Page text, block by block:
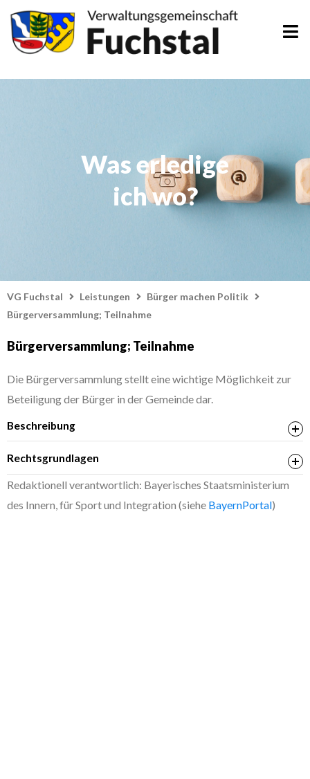
Zum
Inhalt
springen
Was erledige
ich wo?
VG Fuchstal Leistungen
Bürger machen Politik
Bürgerversammlung; Teilnahme
Bürgerversammlung; Teilnahme
Die Bürgerversammlung stellt eine wichtige Möglichkeit zur
Beteiligung der Bürger in der Gemeinde dar.
Beschreibung
Rechtsgrundlagen
Art. 18 Gemeindeordnung für den Freistaat Bayern
(Gemeindeordnung – GO)
Redaktionell verantwortlich: Bayerisches Staatsministerium
des Innern, für Sport und Integration (siehe BayernPortal)